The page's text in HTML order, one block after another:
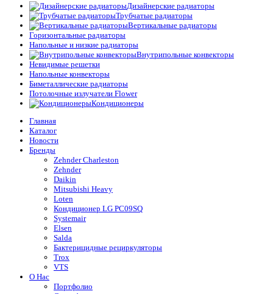
Дизайнерские радиаторы
Трубчатые радиаторы
Вертикальные радиаторы
Горизонтальные радиаторы
Напольные и низкие радиаторы
Внутрипольные конвекторы
Невидимые решетки
Напольные конвекторы
Биметаллические радиаторы
Потолочные излучатели Flower
Кондиционеры
Главная
Каталог
Новости
Бренды
Zehnder Charleston
Zehnder
Daikin
Mitsubishi Heavy
Loten
Кондиционер LG PC09SQ
Systemair
Elsen
Salda
Бактерицидные рециркуляторы
Trox
VTS
О Нас
Портфолио